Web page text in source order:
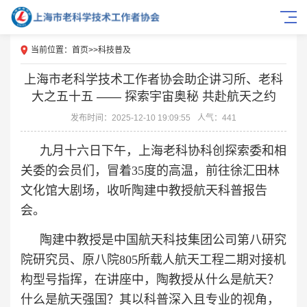
当前位置： 首页>>科技普及
上海市老科学技术工作者协会助企讲习所、老科
大之五十五 —— 探索宇宙奥秘 共赴航天之约
发布时间：2025-12-10 19:09:55 人气：441
九月十六日下午，上海老科协科创探索委和相
关委的会员们，冒着35度的高温，前往徐汇田林
文化馆大剧场，收听陶建中教授航天科普报告
会。
陶建中教授是中国航天科技集团公司第八研究
院研究员、原八院805所载人航天工程二期对接机
构型号指挥，在讲座中，陶教授从什么是航天？
什么是航天强国？其以科普深入且专业的视角，